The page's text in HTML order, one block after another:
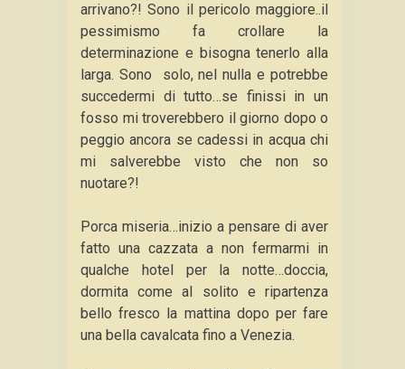
arrivano?! Sono il pericolo maggiore..il
pessimismo fa crollare la
determinazione e bisogna tenerlo alla
larga. Sono solo, nel nulla e potrebbe
succedermi di tutto…se finissi in un
fosso mi troverebbero il giorno dopo o
peggio ancora se cadessi in acqua chi
mi salverebbe visto che non so
nuotare?!
Porca miseria…inizio a pensare di aver
fatto una cazzata a non fermarmi in
qualche hotel per la notte…doccia,
dormita come al solito e ripartenza
bello fresco la mattina dopo per fare
una bella cavalcata fino a Venezia.